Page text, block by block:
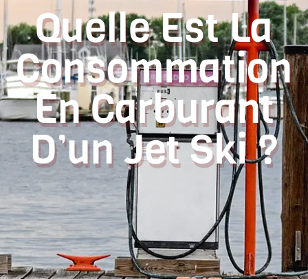
Quelle Est La
Consommation
En Carburant
D’un Jet Ski ?